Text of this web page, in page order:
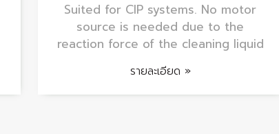
Suited for CIP systems. No motor
source is needed due to the
reaction force of the cleaning liquid
รายละเอียด »